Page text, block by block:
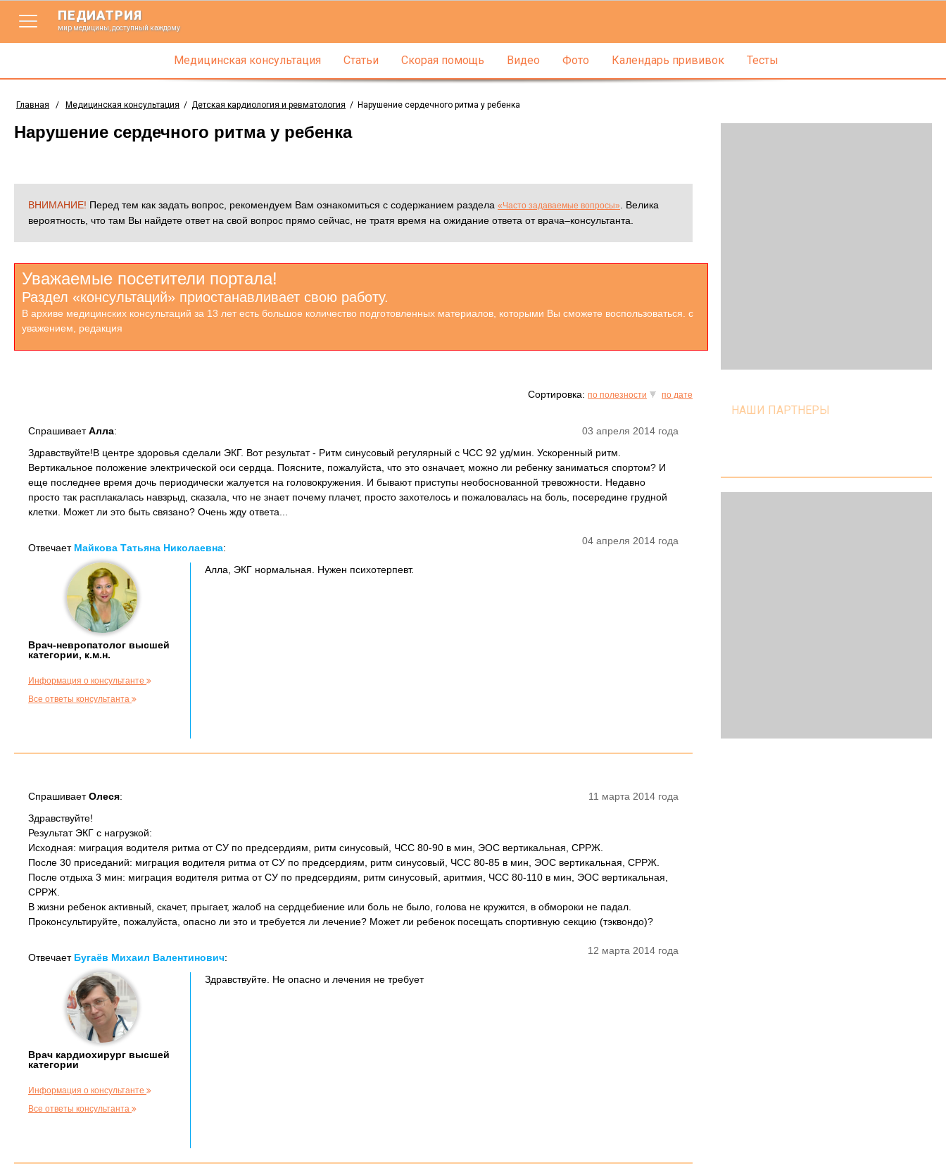
ПЕДИАТРИЯ
мир медицины, доступный каждому
Медицинская консультация Статьи Скорая помощь Видео Фото Календарь прививок Тесты
Главная / Медицинская консультация / Детская кардиология и ревматология / Нарушение сердечного ритма у ребенка
Нарушение сердечного ритма у ребенка
ВНИМАНИЕ! Перед тем как задать вопрос, рекомендуем Вам ознакомиться с содержанием раздела «Часто задаваемые вопросы»
. Велика
вероятность, что там Вы найдете ответ на свой вопрос прямо сейчас, не тратя время на ожидание ответа от врача–консультанта.
Уважаемые посетители портала!
Раздел «консультаций» приостанавливает свою работу.
В архиве медицинских консультаций за 13 лет есть большое количество подготовленных материалов, которыми Вы сможете воспользоваться. с
уважением, редакция
Сортировка: по полезности по дате
03 апреля 2014 года
СпрашиваетАлла:
Здравствуйте!В центре здоровья сделали ЭКГ. Вот результат - Ритм синусовый регулярный с ЧСС 92 уд/мин. Ускоренный ритм.
Вертикальное положение электрической оси сердца. Поясните, пожалуйста, что это означает, можно ли ребенку заниматься спортом? И
еще последнее время дочь периодически жалуется на головокружения. И бывают приступы необоснованной тревожности. Недавно
просто так расплакалась навзрыд, сказала, что не знает почему плачет, просто захотелось и пожаловалась на боль, посередине грудной
клетки. Может ли это быть связано? Очень жду ответа...
04 апреля 2014 года
Отвечает Майкова Татьяна Николаевна:
Врач-невропатолог высшей
категории, к.м.н.
Информация о консультанте
Все ответы консультанта
Алла, ЭКГ нормальная. Нужен психотерпевт.
11 марта 2014 года
СпрашиваетОлеся:
Здравствуйте!
Результат ЭКГ с нагрузкой:
Исходная: миграция водителя ритма от СУ по предсердиям, ритм синусовый, ЧСС 80-90 в мин, ЭОС вертикальная, СРРЖ.
После 30 приседаний: миграция водителя ритма от СУ по предсердиям, ритм синусовый, ЧСС 80-85 в мин, ЭОС вертикальная, СРРЖ.
После отдыха 3 мин: миграция водителя ритма от СУ по предсердиям, ритм синусовый, аритмия, ЧСС 80-110 в мин, ЭОС вертикальная,
СРРЖ.
В жизни ребенок активный, скачет, прыгает, жалоб на сердцебиение или боль не было, голова не кружится, в обмороки не падал.
Проконсультируйте, пожалуйста, опасно ли это и требуется ли лечение? Может ли ребенок посещать спортивную секцию (тэквондо)?
12 марта 2014 года
Отвечает Бугаёв Михаил Валентинович:
Врач кардиохирург высшей
категории
Информация о консультанте
Все ответы консультанта
Здравствуйте. Не опасно и лечения не требует
НАШИ ПАРТНЕРЫ